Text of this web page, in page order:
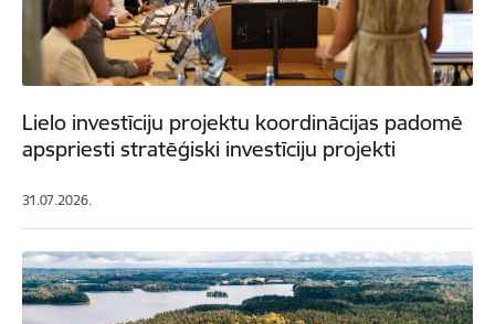
Lielo investīciju projektu koordinācijas padomē
apspriesti stratēģiski investīciju projekti
31.07.2026.